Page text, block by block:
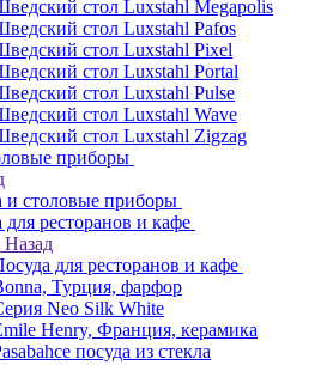
стол Luxstahl Megapolis
стол Luxstahl Pafos
стол Luxstahl Pixel
стол Luxstahl Portal
стол Luxstahl Pulse
стол Luxstahl Wave
стол Luxstahl Zigzag
приборы
и столовые приборы
для ресторанов и кафе
Назад
для ресторанов и кафе
Турция, фарфор
Neo Silk White
Henry, Франция, керамика
посуда из стекла